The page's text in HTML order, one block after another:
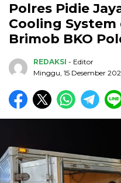
Polres Pidie
Cooling
Brimob BKO
REDAKSI - Editor
Minggu, 15 Desember